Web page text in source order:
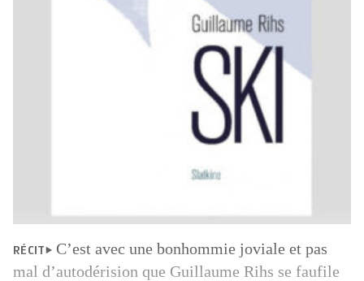
RÉCIT
C’est avec une bonhommie joviale et pas
mal d’autodérision que Guillaume Rihs se faufile